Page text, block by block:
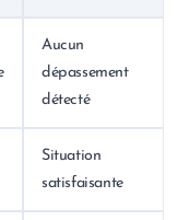
Aucun
dépassement
détecté
Situation
satisfaisante